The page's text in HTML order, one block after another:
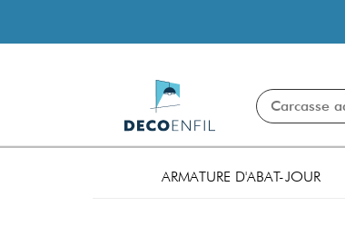
ARMATURE D'ABAT-JOUR